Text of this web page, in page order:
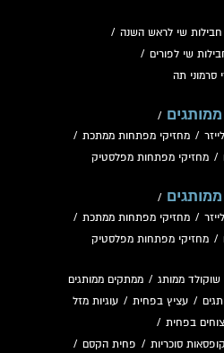
חבילות שי לראש השנה /
שי לפורים /
סרמוני תה
/
/ מחזיקי מפתחות ממתכת /
/ מחזיקי מפתחות מפלסטיק
/
/ מחזיקי מפתחות ממתכת /
/ מחזיקי מפתחות מפלסטיק
שוקולד ממותג / ממתקים ממותגים
/ עציץ בפחית / עוגיות מזל
בפחית /
קופסאות סוכריות / פחית הקסם /